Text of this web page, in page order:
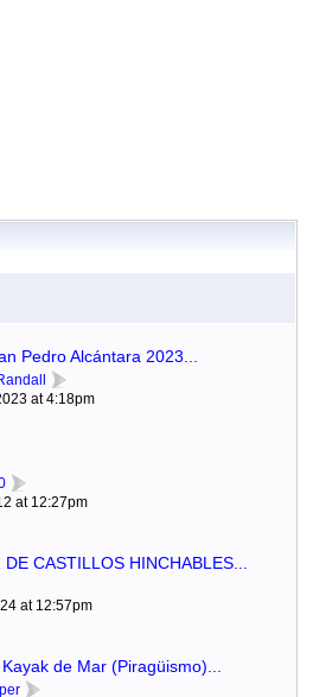
Pedro Alcántara 2023...
at 4:18pm
at 12:27pm
CASTILLOS HINCHABLES...
at 12:57pm
de Mar (Piragüismo)...